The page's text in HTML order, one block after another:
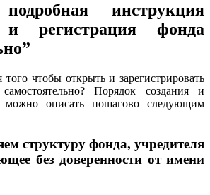
инструкция
регистрация фонда
чтобы открыть и зарегистрировать
Порядок создания и
можно описать пошагово следующим
структуру фонда, учредителя
без доверенности от имени